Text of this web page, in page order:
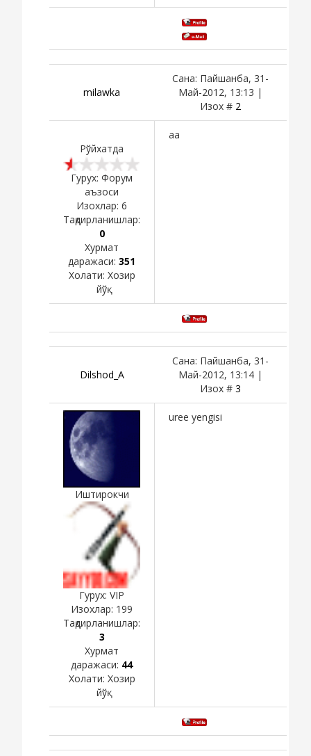
milawka
Сана: Пайшанба, 31-
Май-2012, 13:13 |
Изох # 2
Рўйхатда
Гурух: Форум
аъзоси
Изохлар: 6
Тақдирланишлар:
0
Хурмат
даражаси: 351
Холати: Хозир
йўқ
aa
Dilshod_A
Сана: Пайшанба, 31-
Май-2012, 13:14 |
Изох # 3
Иштирокчи
Гурух: VIP
Изохлар: 199
Тақдирланишлар:
3
Хурмат
даражаси: 44
Холати: Хозир
йўқ
uree yengisi